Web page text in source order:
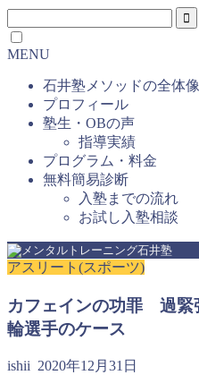
MENU
石井塾メソッドの全体像
プロフィール
塾生・OBの声
指導実績
プログラム・料金
無料簡易診断
入塾までの流れ
お試し入塾相談
アスリート(スポーツ)
カフェインの功罪 過緊
輪選手のケース
ishii 2020年12月31日